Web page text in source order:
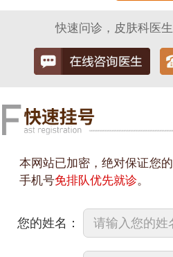
快速问诊，皮肤科医
本网站已加密，绝对保证您
手机号免排队优先就诊。
您的姓名：